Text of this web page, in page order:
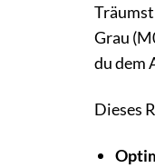
Grau
du dem
Dieses